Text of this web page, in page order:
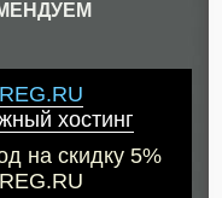
REG.RU
хостинг
на скидку 5%
REG.RU